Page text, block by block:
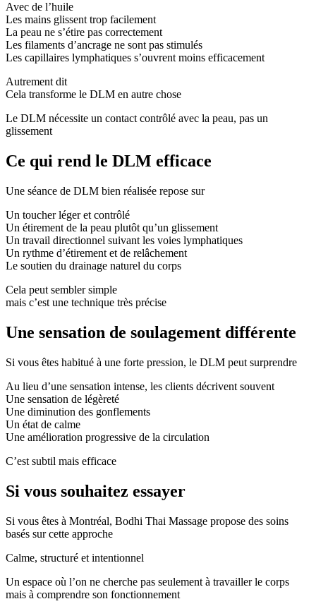
Avec de l’huile
Les mains glissent trop facilement
La peau ne s’étire pas correctement
Les filaments d’ancrage ne sont pas stimulés
Les capillaires lymphatiques s’ouvrent moins efficacement
Autrement dit
Cela transforme le DLM en autre chose
Le DLM nécessite un contact contrôlé avec la peau, pas un
glissement
Ce qui rend le DLM efficace
Une séance de DLM bien réalisée repose sur
Un toucher léger et contrôlé
Un étirement de la peau plutôt qu’un glissement
Un travail directionnel suivant les voies lymphatiques
Un rythme d’étirement et de relâchement
Le soutien du drainage naturel du corps
Cela peut sembler simple
mais c’est une technique très précise
Une sensation de soulagement différente
Si vous êtes habitué à une forte pression, le DLM peut surprendre
Au lieu d’une sensation intense, les clients décrivent souvent
Une sensation de légèreté
Une diminution des gonflements
Un état de calme
Une amélioration progressive de la circulation
C’est subtil mais efficace
Si vous souhaitez essayer
Si vous êtes à Montréal, Bodhi Thai Massage propose des soins
basés sur cette approche
Calme, structuré et intentionnel
Un espace où l’on ne cherche pas seulement à travailler le corps
mais à comprendre son fonctionnement